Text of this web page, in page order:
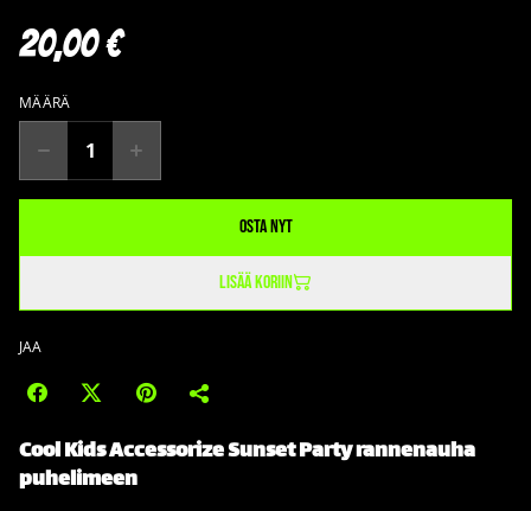
20,00 €
MÄÄRÄ
Osta nyt
Lisää koriin
JAA
Cool Kids AccessorizeSunset Partyrannenauha
puhelimeen